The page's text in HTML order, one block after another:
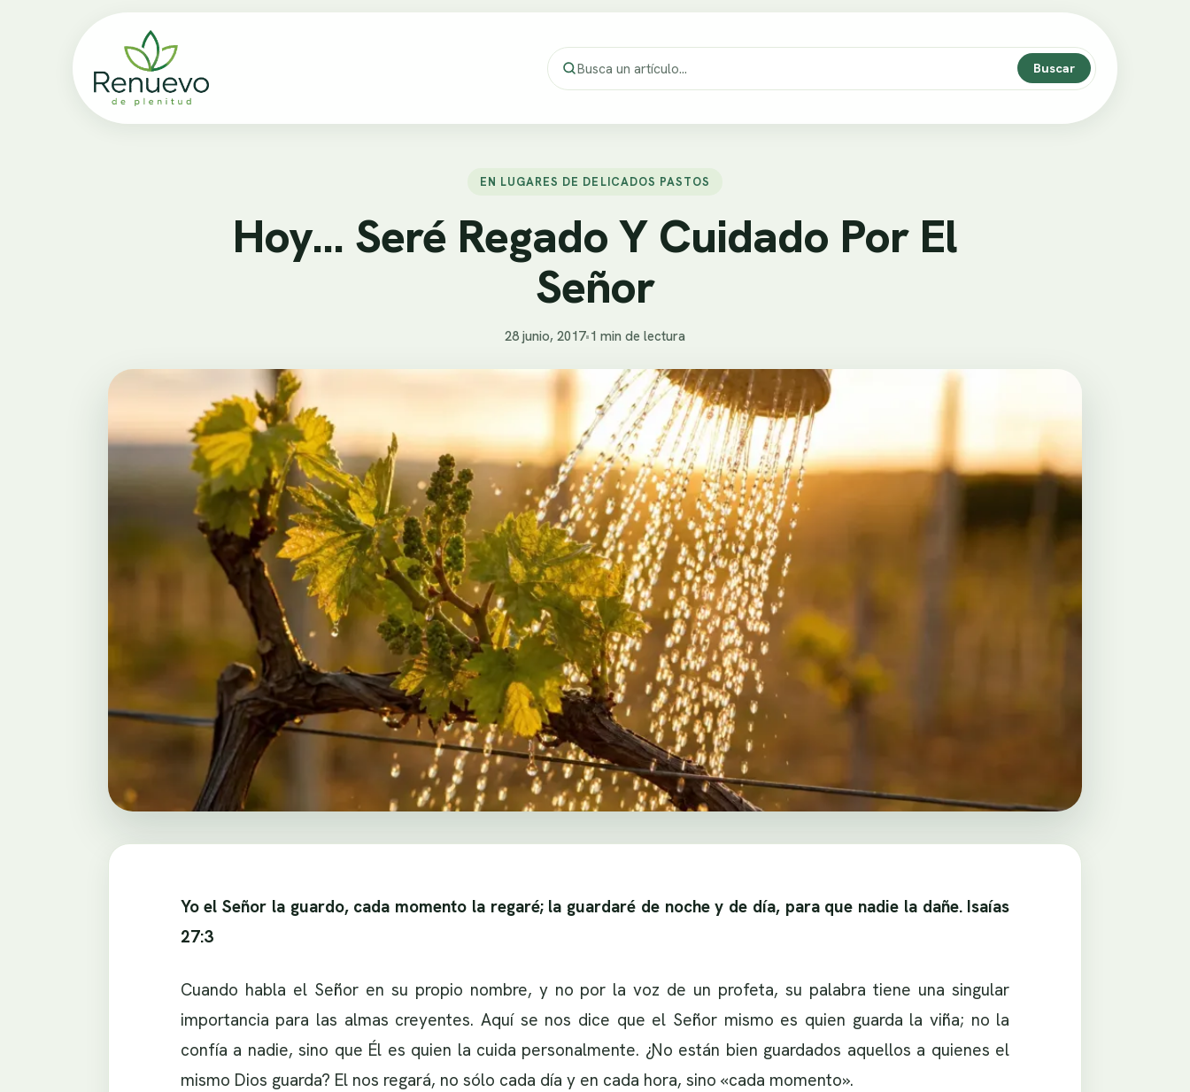
Buscar
EN LUGARES DE DELICADOS PASTOS
Hoy… Seré Regado Y Cuidado Por El
Señor
28 junio, 2017•1 min de lectura
Yo el Señor la guardo, cada momento la regaré; la guardaré de noche y de día, para que nadie la dañe. Isaías
27:3
Cuando habla el Señor en su propio nombre, y no por la voz de un profeta, su palabra tiene una singular
importancia para las almas creyentes. Aquí se nos dice que el Señor mismo es quien guarda la viña; no la
confía a nadie, sino que Él es quien la cuida personalmente. ¿No están bien guardados aquellos a quienes el
mismo Dios guarda? El nos regará, no sólo cada día y en cada hora, sino «cada momento».